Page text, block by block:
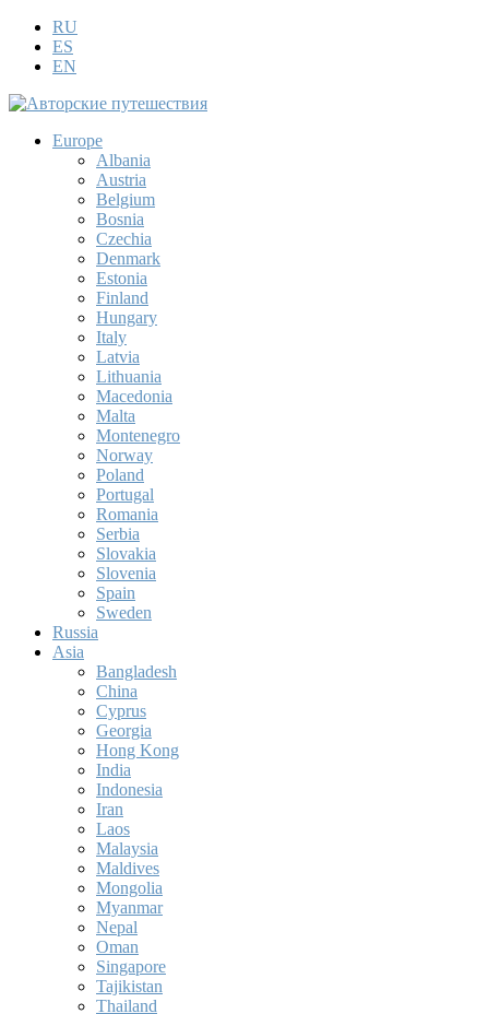
RU
ES
EN
Europe
Albania
Austria
Belgium
Bosnia
Czechia
Denmark
Estonia
Finland
Hungary
Italy
Latvia
Lithuania
Macedonia
Malta
Montenegro
Norway
Poland
Portugal
Romania
Serbia
Slovakia
Slovenia
Spain
Sweden
Russia
Asia
Bangladesh
China
Cyprus
Georgia
Hong Kong
India
Indonesia
Iran
Laos
Malaysia
Maldives
Mongolia
Myanmar
Nepal
Oman
Singapore
Tajikistan
Thailand